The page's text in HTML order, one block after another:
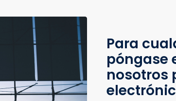
Para
póngase
nosotros